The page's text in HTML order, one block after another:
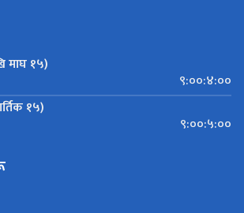
माघ १५)
९:००:४:००
१५)
९:००:५:००